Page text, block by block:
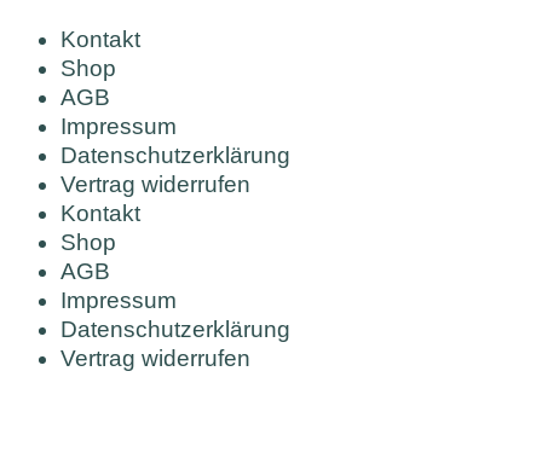
Kontakt
Shop
AGB
Impressum
Datenschutzerklärung
Vertrag widerrufen
Kontakt
Shop
AGB
Impressum
Datenschutzerklärung
Vertrag widerrufen